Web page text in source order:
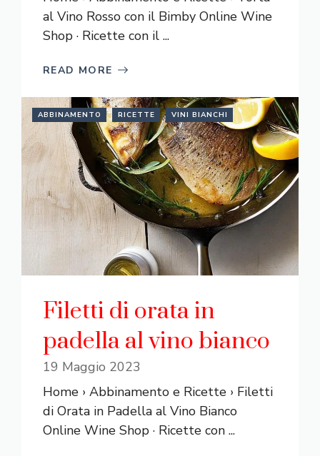
al Vino Rosso con il Bimby Online Wine
Shop · Ricette con il ...
READ MORE
ABBINAMENTO RICETTE VINI BIANCHI
Filetti di orata in
padella al vino bianco
19 Maggio 2023
Home › Abbinamento e Ricette › Filetti
di Orata in Padella al Vino Bianco
Online Wine Shop · Ricette con ...